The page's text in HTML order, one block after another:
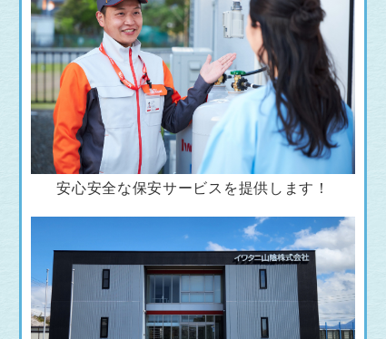
安心安全な保安サービスを提供します！